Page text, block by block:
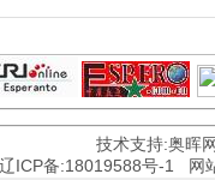
技术支持:奥晖
辽ICP备:18019588号-1
网